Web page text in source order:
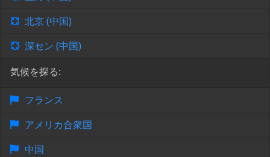
北京 (中国)
深セン (中国)
気候を探る:
フランス
アメリカ合衆国
中国